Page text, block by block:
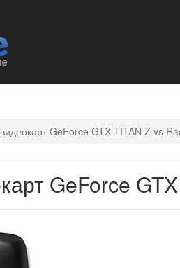
GeForce GTX TITAN Z vs
GeForce